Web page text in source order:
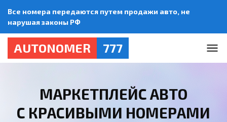
Все номера передаются путем продажи авто, не
нарушая законы РФ
AUTONOMER 777
МАРКЕТПЛЕЙС АВТО
С КРАСИВЫМИ НОМЕРАМИ